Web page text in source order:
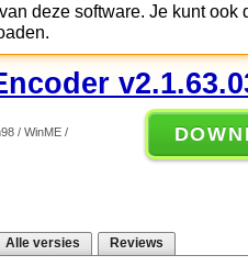
deze software. Je kunt ook
/ WinME /
Alle versies Reviews